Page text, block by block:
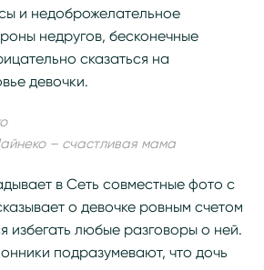
и недоброжелательное
недругов, бесконечные
сказаться на
девочки.
– счастливая мама
в Сеть совместные фото с
о девочке ровным счетом
избегать любые разговоры о ней.
подразумевают, что дочь